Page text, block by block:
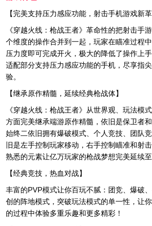
【完美支持压力感应功能，射击手机游戏新革
《穿越火线：枪战王者》革命性的把射击手
个维度的操作合并到一起，玩家在瞄准过程
压力度即可完成开火，极大的降低了操作上
适配部分支持压力感应功能的手机，尽享指
验。
【继承原作精髓，延续经典枪战体】
《穿越火线：枪战王者》从世界观、玩法模
方面完美继承端游原作精髓，依旧是保卫者
始终二依旧拥有爆破模式、个人竞技、团队
旧是左手控制玩家移动，右手控制瞄准和射
熟悉的元素让亿万玩家的枪战梦想完美延续至
【经典竞技，热血对战】
丰富的PVP模式让你百玩不腻：团竞、爆破
创的阵地模式，突破玩法模式的单一性，让
的过程中体验多重乐趣和更多精彩！